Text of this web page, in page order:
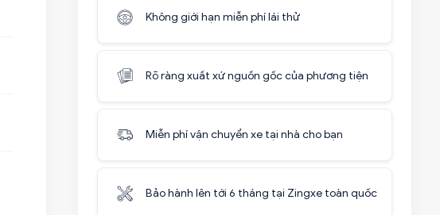
Không giới hạn miễn phí lái thử
Rõ ràng xuất xứ nguồn gốc của phương tiện
Miễn phí vận chuyển xe tại nhà cho bạn
Bảo hành lên tới 6 tháng tại Zingxe toàn quốc